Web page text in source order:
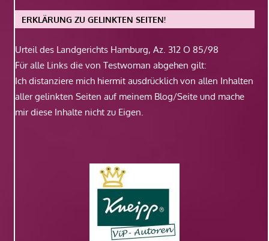
ERKLÄRUNG ZU GELINKTEN SEITEN!
Urteil des Landgerichts Hamburg, Az. 312 O 85/98
Für alle Links die von Testwoman abgehen gilt:
Ich distanziere mich hiermit ausdrücklich von allen Inhalten
aller gelinkten Seiten auf meinem Blog/Seite und mache
mir diese Inhalte nicht zu Eigen.